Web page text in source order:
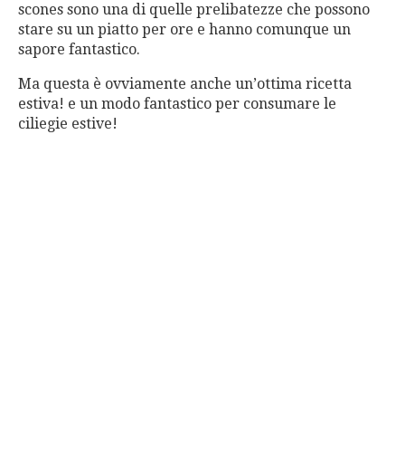
scones sono una di quelle prelibatezze che possono
stare su un piatto per ore e hanno comunque un
sapore fantastico.
Ma questa è ovviamente anche un’ottima ricetta
estiva! e un modo fantastico per consumare le
ciliegie estive!